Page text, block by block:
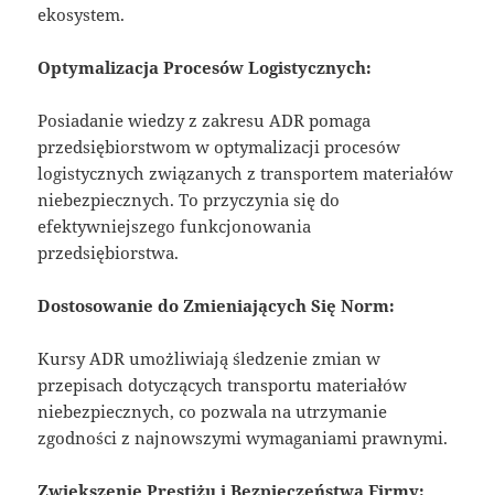
ekosystem.
Optymalizacja Procesów Logistycznych:
Posiadanie wiedzy z zakresu ADR pomaga
przedsiębiorstwom w optymalizacji procesów
logistycznych związanych z transportem materiałów
niebezpiecznych. To przyczynia się do
efektywniejszego funkcjonowania
przedsiębiorstwa.
Dostosowanie do Zmieniających Się Norm:
Kursy ADR umożliwiają śledzenie zmian w
przepisach dotyczących transportu materiałów
niebezpiecznych, co pozwala na utrzymanie
zgodności z najnowszymi wymaganiami prawnymi.
Zwiększenie Prestiżu i Bezpieczeństwa Firmy: